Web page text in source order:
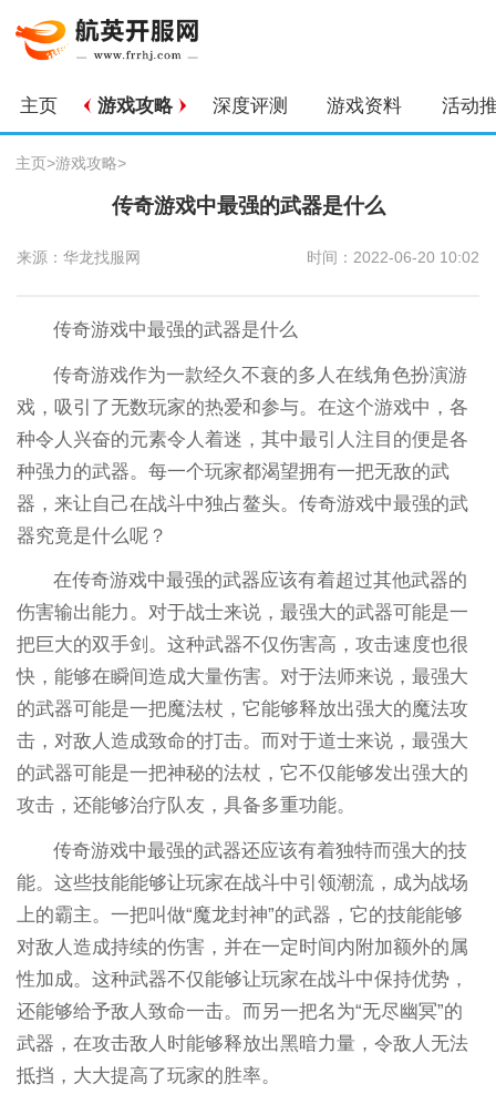
主页 游戏攻略 深度评测 游戏资料 活动
主页>游戏攻略>
传奇游戏中最强的武器是什么
来源：华龙找服网 时间：2022-06-20 10:02
传奇游戏中最强的武器是什么
传奇游戏作为一款经久不衰的多人在线角色扮演游
戏，吸引了无数玩家的热爱和参与。在这个游戏中，各
种令人兴奋的元素令人着迷，其中最引人注目的便是各
种强力的武器。每一个玩家都渴望拥有一把无敌的武
器，来让自己在战斗中独占鳌头。传奇游戏中最强的武
器究竟是什么呢？
在传奇游戏中最强的武器应该有着超过其他武器的
伤害输出能力。对于战士来说，最强大的武器可能是一
把巨大的双手剑。这种武器不仅伤害高，攻击速度也很
快，能够在瞬间造成大量伤害。对于法师来说，最强大
的武器可能是一把魔法杖，它能够释放出强大的魔法攻
击，对敌人造成致命的打击。而对于道士来说，最强大
的武器可能是一把神秘的法杖，它不仅能够发出强大的
攻击，还能够治疗队友，具备多重功能。
传奇游戏中最强的武器还应该有着独特而强大的技
能。这些技能能够让玩家在战斗中引领潮流，成为战场
上的霸主。一把叫做“魔龙封神”的武器，它的技能能够
对敌人造成持续的伤害，并在一定时间内附加额外的属
性加成。这种武器不仅能够让玩家在战斗中保持优势，
还能够给予敌人致命一击。而另一把名为“无尽幽冥”的
武器，在攻击敌人时能够释放出黑暗力量，令敌人无法
抵挡，大大提高了玩家的胜率。